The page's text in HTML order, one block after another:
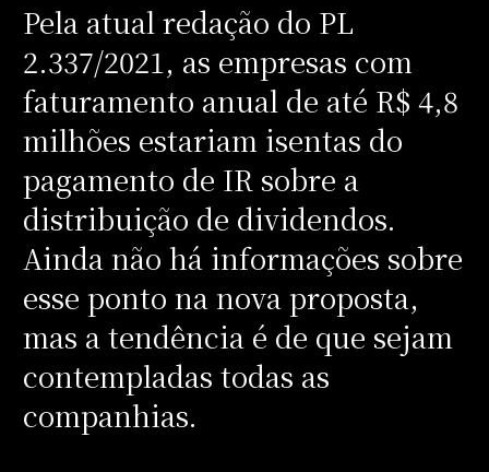
Pela atual redação do PL
2.337/2021, as empresas com
faturamento anual de até R$ 4,8
milhões estariam isentas do
pagamento de IR sobre a
distribuição de dividendos.
Ainda não há informações sobre
esse ponto na nova proposta,
mas a tendência é de que sejam
contempladas todas as
companhias.